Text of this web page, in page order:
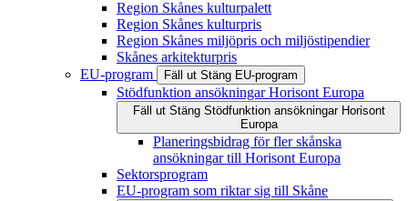
Region Skånes kulturpalett
Region Skånes kulturpris
Region Skånes miljöpris och miljöstipendier
Skånes arkitekturpris
EU-program
Fäll ut Stäng EU-program
Stödfunktion ansökningar Horisont Europa
Fäll ut Stäng Stödfunktion ansökningar Horisont
Europa
Planeringsbidrag för fler skånska
ansökningar till Horisont Europa
Sektorsprogram
EU-program som riktar sig till Skåne